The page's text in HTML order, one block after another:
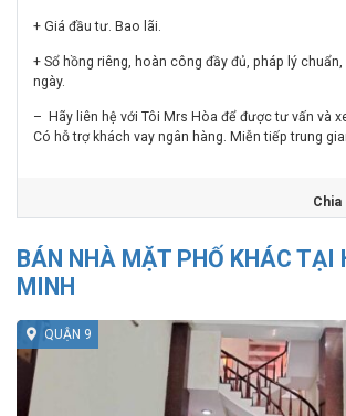
+ Giá đầu tư. Bao lãi.
+ Sổ hồng riêng, hoàn công đầy đủ, pháp lý
ngày.
– Hãy liên hệ với Tôi Mrs Hòa để được tư vấn và
Có hỗ trợ khách vay ngân hàng. Miễn tiếp trung
Chia
BÁN NHÀ MẶT PHỐ KHÁC TẠI
MINH
QUẬN 9